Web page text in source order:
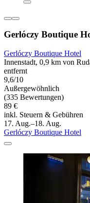
Gerlóczy Boutique
Gerlóczy Boutique Hotel
Innenstadt, 0,9 km von
entfernt
9,6/10
Außergewöhnlich
(335 Bewertungen)
89 €
inkl. Steuern & Gebühren
17. Aug.–18. Aug.
Gerlóczy Boutique Hotel